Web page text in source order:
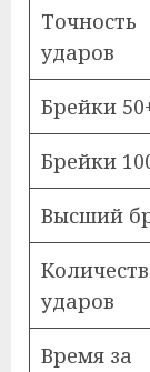
Точность
ударов
Брейки
Брейки
Высший
ударов
Время за